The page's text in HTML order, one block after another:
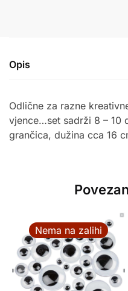
Opis
Odlične za razne
vjence…set sadrži 8 – 10
grančica, dužina cca 16
Nema na zalihi